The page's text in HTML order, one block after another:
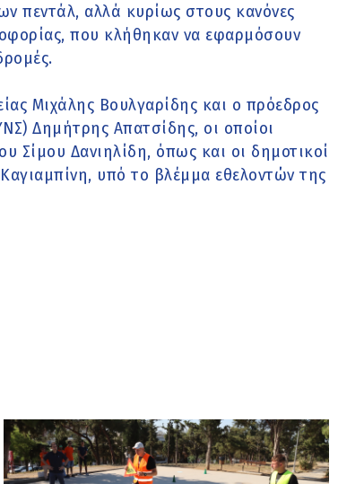
πεντάλ, αλλά κυρίως στους κανόνες
που κλήθηκαν να εφαρμόσουν
Μιχάλης Βουλγαρίδης και ο πρόεδρος
Δημήτρης Απατσίδης, οι οποίοι
Σίμου Δανιηλίδη, όπως και οι δημοτικοί
υπό το βλέμμα εθελοντών της